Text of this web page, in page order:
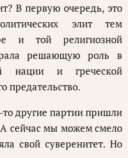
В первую очередь, это
элит тем
и той религиозной
решающую роль в
нации и греческой
предательство.
другие партии пришли
А сейчас мы можем смело
свой суверенитет. Но